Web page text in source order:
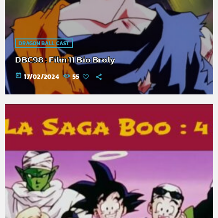
DRAGON BALL CAST
DBC98 : Film 11 Bio Broly
today 17/02/2024 55